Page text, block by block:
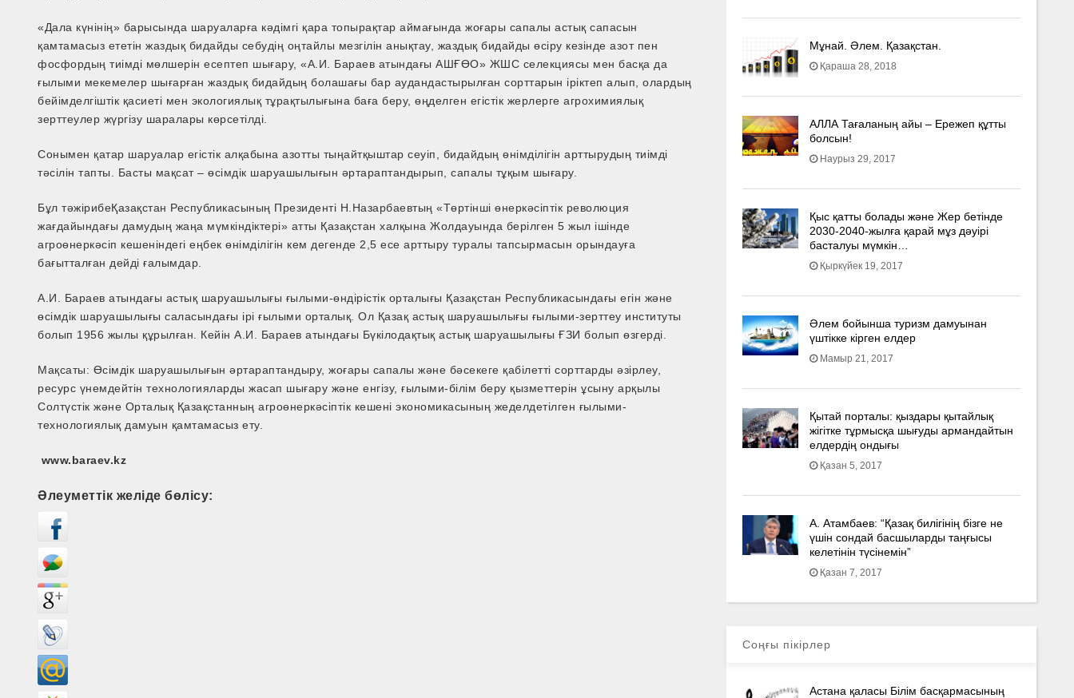
«Дала күнінің» барысында шаруаларға кәдімгі қара топырақтар аймағында жоғары сапалы астық сапасын
қамтамасыз ететін жаздық бидайды себудің оңтайлы мезгілін анықтау, жаздық бидайды өсіру кезінде азот пен
фосфордың тиімді мөлшерін есептеп шығару, «А.И. Бараев атындағы АШҒӨО» ЖШС селекциясы мен басқа да
ғылыми мекемелер шығарған жаздық бидайдың болашағы бар аудандастырылған сорттарын іріктеп алып, олардың
бейімделгіштік қасиеті мен экологиялық тұрақтылығына баға беру, өңделген егістік жерлерге агрохимиялық
зерттеулер жүргізу шаралары көрсетілді.
Сонымен қатар шаруалар егістік алқабына азотты тыңайтқыштар сеуіп, бидайдың өнімділігін арттырудың тиімді
тәсілін тапты. Басты мақсат – өсімдік шаруашылығын әртараптандырып, сапалы тұқым шығару.
Бұл тәжірибеҚазақстан Республикасының Президенті Н.Назарбаевтың «Төртінші өнеркәсіптік революция
жағдайындағы дамудың жаңа мүмкіндіктері» атты Қазақстан халқына Жолдауында берілген 5 жыл ішінде
агроөнеркәсіп кешеніндегі еңбек өнімділігін кем дегенде 2,5 есе арттыру туралы тапсырмасын орындауға
бағытталған дейді ғалымдар.
А.И. Бараев атындағы астық шаруашылығы ғылыми-өндірістік орталығы Қазақстан Республикасындағы егін және
өсімдік шаруашылығы саласындағы ірі ғылыми орталық. Ол Қазақ астық шаруашылығы ғылыми-зерттеу институты
болып 1956 жылы құрылған. Кейін А.И. Бараев атындағы Бүкілодақтық астық шаруашылығы ҒЗИ болып өзгерді.
Мақсаты: Өсімдік шаруашылығын әртараптандыру, жоғары сапалы және бәсекеге қабілетті сорттарды әзірлеу,
ресурс үнемдейтін технологияларды жасап шығару және енгізу, ғылыми-білім беру қызметтерін ұсыну арқылы
Солтүстік және Орталық Қазақстанның агроөнеркәсіптік кешені экономикасының жеделдетілген ғылыми-
технологиялық дамуын қамтамасыз ету.
www.baraev.kz
Әлеуметтік желіде бөлісу:
Мұнай. Әлем. Қазақстан.
Қараша 28, 2018
АЛЛА Тағаланың айы – Ережеп құтты
болсын!
Наурыз 29, 2017
Қыс қатты болады және Жер бетінде
2030-2040­-жылға қарай мұз дәуірі
басталуы мүмкін…
Қыркүйек 19, 2017
Әлем бойынша туризм дамуынан
үштікке кірген елдер
Мамыр 21, 2017
Қытай порталы: қыздары қытайлық
жігітке тұрмысқа шығуды армандайтын
елдердің ондығы
Қазан 5, 2017
А. Атамбаев: “Қазақ билігінің бізге не
үшін сондай басшыларды таңғысы
келетінін түсінемін”
Қазан 7, 2017
Соңғы пікірлер
Астана қаласы Білім басқармасының